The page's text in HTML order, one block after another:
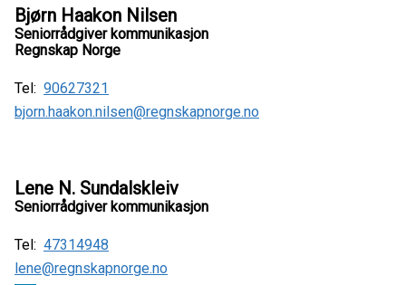
Bjørn Haakon Nilsen
Seniorrådgiver kommunikasjon
Regnskap Norge
Tel: 90627321
bjorn.haakon.nilsen@regnskapnorge.no
Lene N. Sundalskleiv
Seniorrådgiver kommunikasjon
Tel: 47314948
lene@regnskapnorge.no